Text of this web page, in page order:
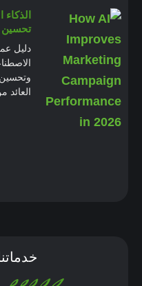
تحسين
دليل عملي
الاصطناعي
وتحسين
العائد من
خدماتنا